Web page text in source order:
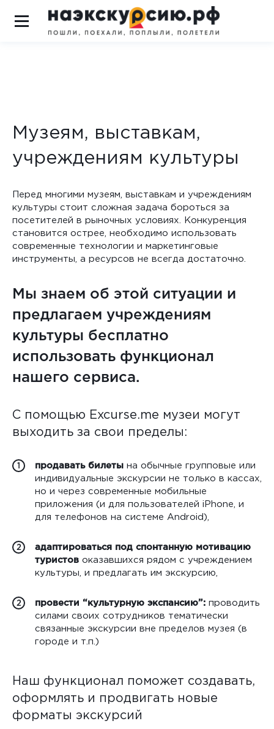
Музеям, выставкам,
учреждениям культуры
Перед многими музеям, выставкам и учреждениям
культуры стоит сложная задача бороться за
посетителей в рыночных условиях. Конкуренция
становится острее, необходимо использовать
современные технологии и маркетинговые
инструменты, а ресурсов не всегда достаточно.
Мы знаем об этой ситуации и
предлагаем учреждениям
культуры бесплатно
использовать функционал
нашего сервиса.
С помощью Excurse.me музеи могут
выходить за свои пределы:
продавать билеты​ на обычные групповые или
индивидуальные экскурсии не только в кассах,
но и через современные мобильные
приложения (и для пользователей iPhone, и
для телефонов на системе Android),
2
адаптироваться под спонтанную мотивацию
туристов​ оказавшихся рядом с учреждением
культуры, и предлагать им экскурсию,
2 провести “культурную экспансию”: проводить
силами своих сотрудников тематически
связанные экскурсии вне пределов музея (в
городе и т.п.)
Наш функционал поможет создавать,
оформлять и продвигать новые
форматы экскурсий